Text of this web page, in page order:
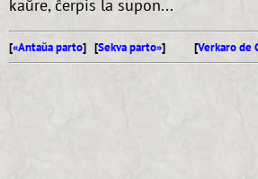
kaŭre, ĉerpis la supon...
[«Antaŭa parto] [Sekva parto»] [Verkaro de